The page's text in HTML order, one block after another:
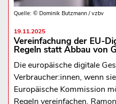
Quelle: © Dominik Butzmann / vzbv
19.11.2025
Vereinfachung der EU-
Regeln statt Abbau von
Die europäische digitale
Verbraucher:innen, wenn
Europäische Kommission
Regeln vereinfachen.